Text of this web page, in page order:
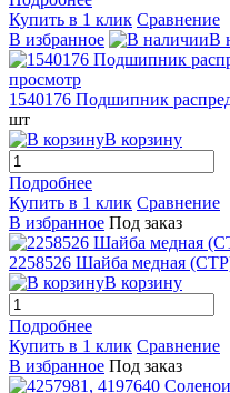
Купить в 1 клик Сравнение
В избранное
В
просмотр
1540176 Подшипник
шт
В корзину
Подробнее
Купить в 1 клик Сравнение
В избранное Под заказ
2258526 Шайба медная
В корзину
Подробнее
Купить в 1 клик Сравнение
В избранное Под заказ